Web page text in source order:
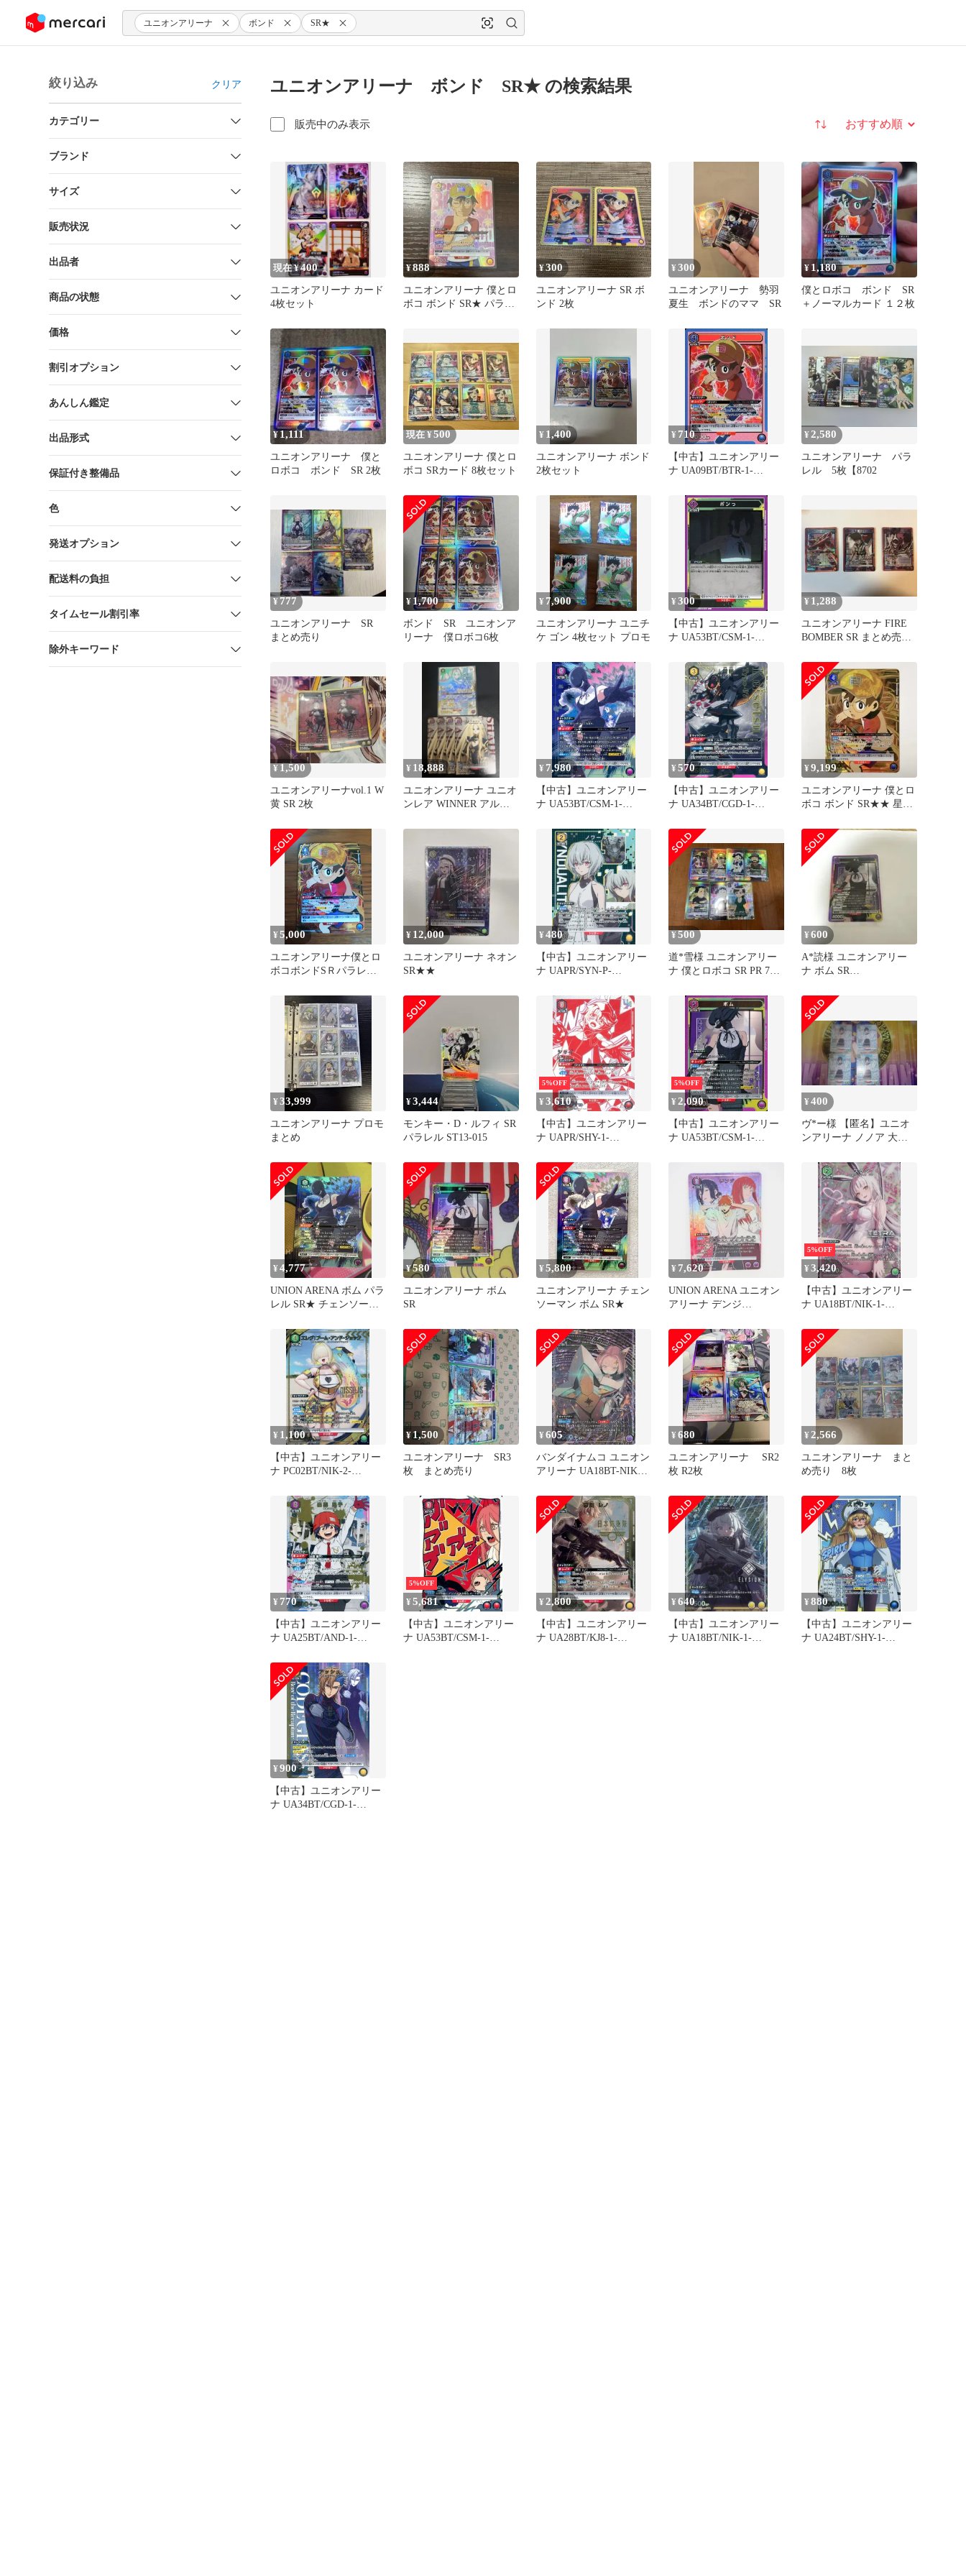
ツにスキップ ユニオンアリーナ ボンド SR★
絞り込み クリア
カテゴリー
ブランド
サイズ
販売状況
出品者
商品の状態
価格
割引オプション
あんしん鑑定
出品形式
保証付き整備品
色
発送オプション
配送料の負担
タイムセール割引率
除外キーワード
ユニオンアリーナ ボンド SR★ の検索結果
販売中のみ表示 並び替え
現在 ¥400
ユニオンアリーナ カード
4枚セット
¥888
ユニオンアリーナ 僕とロ
ボコ ボンド SR★ パラレ
¥300
ユニオンアリーナ SR ボ
ンド 2枚
¥300
ユニオンアリーナ 勢羽
夏生 ボンドのママ SR
¥ 1,180
僕とロボコ ボンド SR
＋ノーマルカード １２枚
¥1,111
ユニオンアリーナ 僕と
ロボコ ボンド SR 2枚
現在 ¥500
ユニオンアリーナ 僕とロ
ボコ SRカード 8枚セット
¥ 1,400
ユニオンアリーナ ボンド
2枚セット
¥ 710
【中古】ユニオンアリー
ナ UA09BT/BTR-1-
¥ 2,580
ユニオンアリーナ パラ
レル 5枚【8702
¥ 777
ユニオンアリーナ SR
まとめ売り
¥ 1,700
ボンド SR ユニオンア
リーナ 僕ロボコ6枚
¥ 7,900
ユニオンアリーナ ユニチ
ケ ゴン 4枚セット プロモ
¥300
【中古】ユニオンアリー
ナ UA53BT/CSM-1-
¥ 1,288
ユニオンアリーナ FIRE
BOMBER SR まとめ売り
¥ 1,500
ユニオンアリーナvol.1 W
黄 SR 2枚
¥ 18,888
ユニオンアリーナ ユニオ
ンレア WINNER アルフ
¥ 7,980
【中古】ユニオンアリー
ナ UA53BT/CSM-1-
¥570
【中古】ユニオンアリー
ナ UA34BT/CGD-1-
¥9,199
ユニオンアリーナ 僕とロ
ボコ ボンド SR★★ 星2
¥5,000
ユニオンアリーナ僕とロ
ボコボンドSＲパラレル
¥ 12,000
ユニオンアリーナ ネオン
SR★★
¥480
【中古】ユニオンアリー
ナ UAPR/SYN-P-
¥500
道*雪様 ユニオンアリー
ナ 僕とロボコ SR PR 7枚
¥600
A*読様 ユニオンアリー
ナ ボム SR
¥33,999
ユニオンアリーナ プロモ
まとめ
¥3,444
モンキー・D・ルフィ SR
パラレル ST13-015
5%OFF
¥3,610
【中古】ユニオンアリー
ナ UAPR/SHY-1-
5%OFF
¥ 2,090
【中古】ユニオンアリー
ナ UA53BT/CSM-1-
¥400
ヴ*ー様 【匿名】ユニオ
ンアリーナ ノノア 大会
¥4,777
UNION ARENA ボム パラ
レル SR★ チェンソーマ
¥580
ユニオンアリーナ ボム
SR
¥5,800
ユニオンアリーナ チェン
ソーマン ボム SR★
¥ 7,620
UNION ARENA ユニオン
アリーナ デンジ
トレカ ∴WU5654
5%OFF
¥3,420
【中古】ユニオンアリー
ナ UA18BT/NIK-1-
(ホロ箔押し)
¥ 1,100
【中古】ユニオンアリー
ナ PC02BT/NIK-2-
グ：ブーム・アンド・シ
ョック
¥1,500
ユニオンアリーナ SR3
枚 まとめ売り
¥605
バンダイナムコ ユニオン
アリーナ UA18BT-NIK1-
¥680
ユニオンアリーナ SR2
枚 R2枚
¥ 2,566
ユニオンアリーナ まと
め売り 8枚
¥ 770
【中古】ユニオンアリー
ナ UA25BT/AND-1-
子
5%OFF
¥5,681
【中古】ユニオンアリー
ナ UA53BT/CSM-1-
¥ 2,800
【中古】ユニオンアリー
ナ UA28BT/KJ8-1-
¥640
【中古】ユニオンアリー
ナ UA18BT/NIK-1-
¥880
【中古】ユニオンアリー
ナ UA24BT/SHY-1-
¥900
【中古】ユニオンアリー
ナ UA34BT/CGD-1-